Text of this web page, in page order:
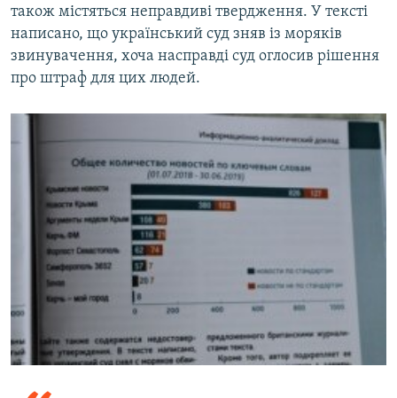
також містяться неправдиві твердження. У тексті
написано, що український суд зняв із моряків
звинувачення, хоча насправді суд оглосив рішення
про штраф для цих людей.